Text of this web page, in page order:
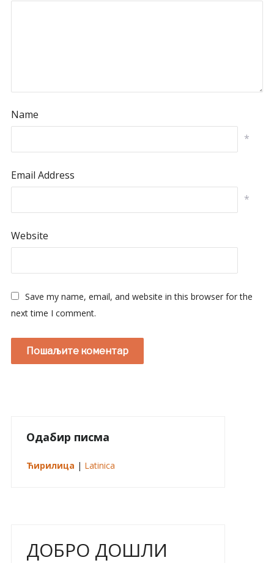
Name
*
Email Address
*
Website
Save my name, email, and website in this browser for the
next time I comment.
Одабир писма
Ћирилица | Latinica
ДОБРО ДОШЛИ